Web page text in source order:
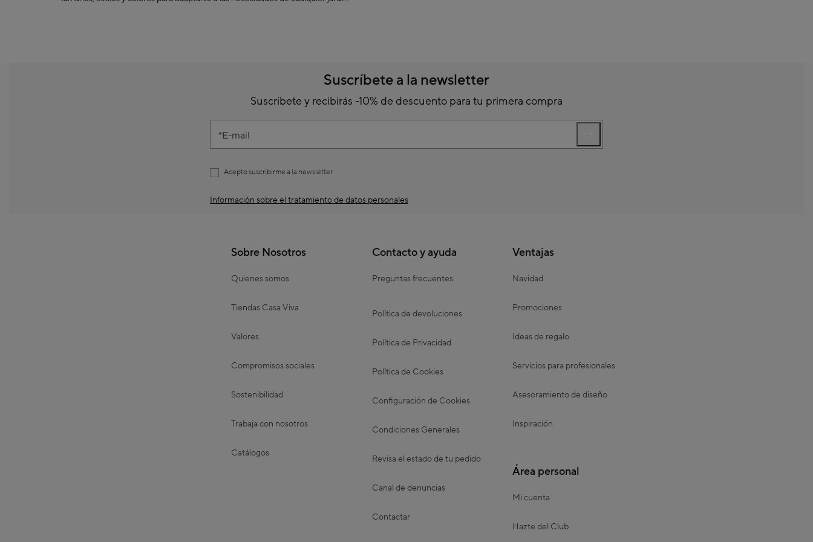
para ofrecer la mejor protección sin renunciar al estilo.
Dale un toque de sofisticación a tu terraza y disfruta del aire libre con total comodidad.
Suscríbete a la newsletter
Suscríbete y recibirás -10% de descuento para tu primera compra
E-mail
Acepto suscribirme a la newsletter
Información sobre el tratamiento de datos personales
Sobre Nosotros
Quienes somos
Tiendas Casa Viva
Valores
Compromisos sociales
Sostenibilidad
Trabaja con nosotros
Catálogos
Contacto y ayuda
Preguntas frecuentes
Política de devoluciones
Política de Privacidad
Política de Cookies
Configuración de Cookies
Condiciones Generales
Revisa el estado de tu pedido
Canal de denuncias
Contactar
Ventajas
Navidad
Promociones
Ideas de regalo
Servicios para profesionales
Asesoramiento de diseño
Inspiración
Área personal
Mi cuenta
Hazte del Club